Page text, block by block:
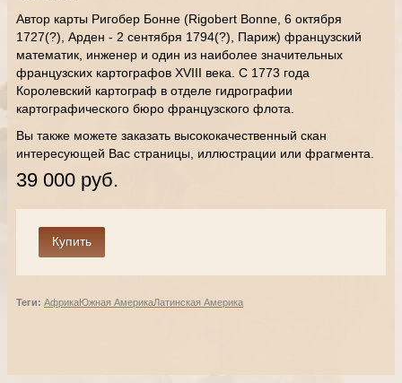
Автор карты Ригобер Бонне (Rigobert Bonne, 6 октября
1727(?), Арден - 2 сентября 1794(?), Париж) французский
математик, инженер и один из наиболее значительных
французских картографов XVIII века. С 1773 года
Королевский картограф в отделе гидрографии
картографического бюро французского флота.
Вы также можете заказать высококачественный скан
интересующей Вас страницы, иллюстрации или фрагмента.
39 000 руб.
Теги: АфрикаЮжная АмерикаЛатинская Америка